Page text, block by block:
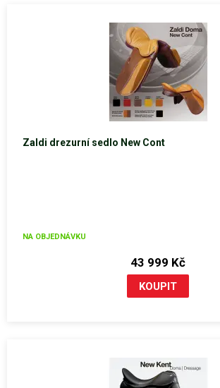
Zaldi drezurní sedlo New Cont
NA OBJEDNÁVKU
43 999 Kč